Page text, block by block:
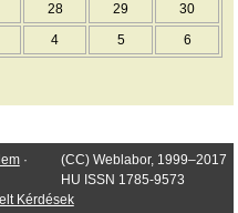
28 29 30
4 5 6
(CC) Weblabor, 1999–2017
HU ISSN 1785-9573
·
Kérdések